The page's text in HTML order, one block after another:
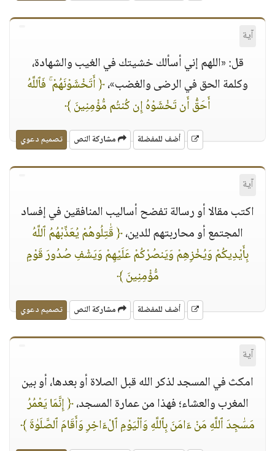
آية
قل: «اللهم إني أسألك خشيتك في الغيب والشهادة،
وكلمة الحق في الرضى والغضب»،﴿ أَتَخْشَوْنَهُمْ ۚ فَٱللَّهُ
أَحَقُّ أَن تَخْشَوْهُ إِن كُنتُم مُّؤْمِنِينَ ﴾
أضف للمفضلة مشاركة النص تصميم دعوي
آية
اكتب مقالا أو رسالة تفضح أساليب المنافقين في إفساد
المجتمع أو محاربتهم للدين،﴿ قَٰتِلُوهُمْ يُعَذِّبْهُمُ ٱللَّهُ
بِأَيْدِيكُمْ وَيُخْزِهِمْ وَيَنصُرْكُمْ عَلَيْهِمْ وَيَشْفِ صُدُورَ قَوْمٍ
مُّؤْمِنِينَ ﴾
أضف للمفضلة مشاركة النص تصميم دعوي
آية
امكث في المسجد لذكر الله قبل الصلاة أو بعدها، أو بين
المغرب والعشاء؛ فهذا من عمارة المسجد،﴿ إِنَّمَا يَعْمُرُ
مَسَٰجِدَ ٱللَّهِ مَنْ ءَامَنَ بِٱللَّهِ وَٱلْيَوْمِ ٱلْءَاخِرِ وَأَقَامَ ٱلصَّلَوٰةَ ﴾